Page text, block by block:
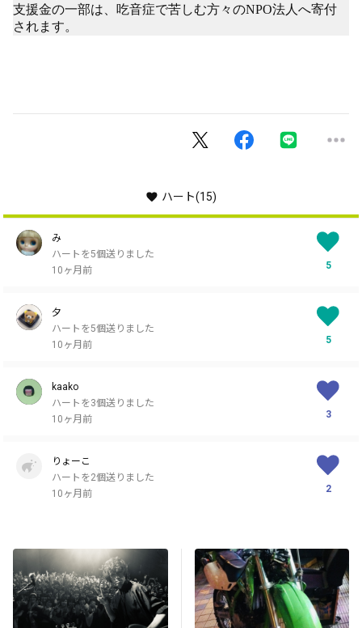
支援金の一部は、吃音症で苦しむ方々のNPO法人へ寄付
されます。
ハート(15)
み
ハートを5個送りました
10ヶ月前
5
夕
ハートを5個送りました
10ヶ月前
5
kaako
ハートを3個送りました
10ヶ月前
3
りょーこ
ハートを2個送りました
10ヶ月前
2